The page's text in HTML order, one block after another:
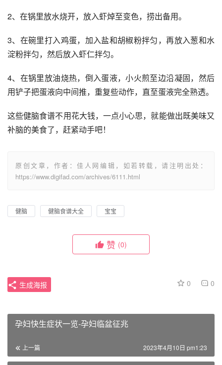
2、在锅里放水烧开，放入虾焯至变色，捞出备用。
3、在碗里打入鸡蛋，加入盐和胡椒粉拌匀，再放入葱和水
淀粉拌匀，然后放入虾仁拌匀。
4、在锅里放油烧热，倒入蛋液，小火煎至边沿凝固，然后
用铲子把蛋液向中间推，重复些动作，直至蛋液完全熟透。
这些健脑食谱不用花大钱，一点小心思，就能做出既美味又
补脑的美食了，赶紧动手吧！
原创文章，作者：佳人网编辑，如若转载，请注明出处：
https://www.digifad.com/archives/6111.html
健脑 健脑食谱大全 宝宝
赞 (0)
0 0
生成海报
孕妇快生症状一览-孕妇临盆征兆
上一篇 2023年4月10日 pm1:23